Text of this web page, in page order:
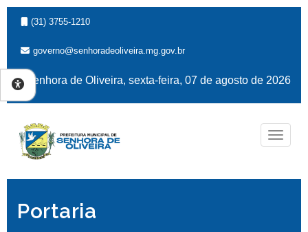
(31) 3755-1210
governo@senhoradeoliveira.mg.gov.br
Senhora de Oliveira, sexta-feira, 07 de agosto de 2026
Portaria